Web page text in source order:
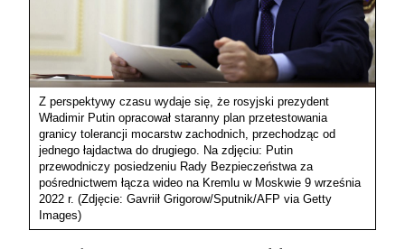
Z perspektywy czasu wydaje się, że rosyjski prezydent
Władimir Putin opracował staranny plan przetestowania
granicy tolerancji mocarstw zachodnich, przechodząc od
jednego łajdactwa do drugiego. Na zdjęciu: Putin
przewodniczy posiedzeniu Rady Bezpieczeństwa za
pośrednictwem łącza wideo na Kremlu w Moskwie 9 września
2022 r. (Zdjęcie: Gavriił Grigorow/Sputnik/AFP via Getty
Images)